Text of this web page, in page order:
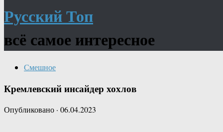
Русский Топ
всё самое интересное
Смешное
Кремлевский инсайдер хохлов
Опубликовано · 06.04.2023